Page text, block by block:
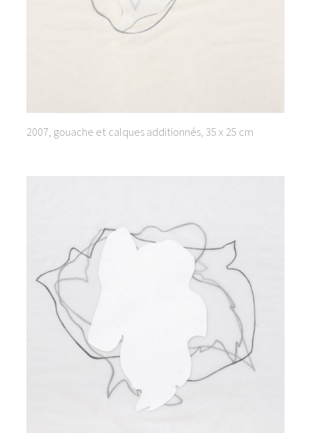
2007, gouache et calques additionnés, 35 x 25 cm